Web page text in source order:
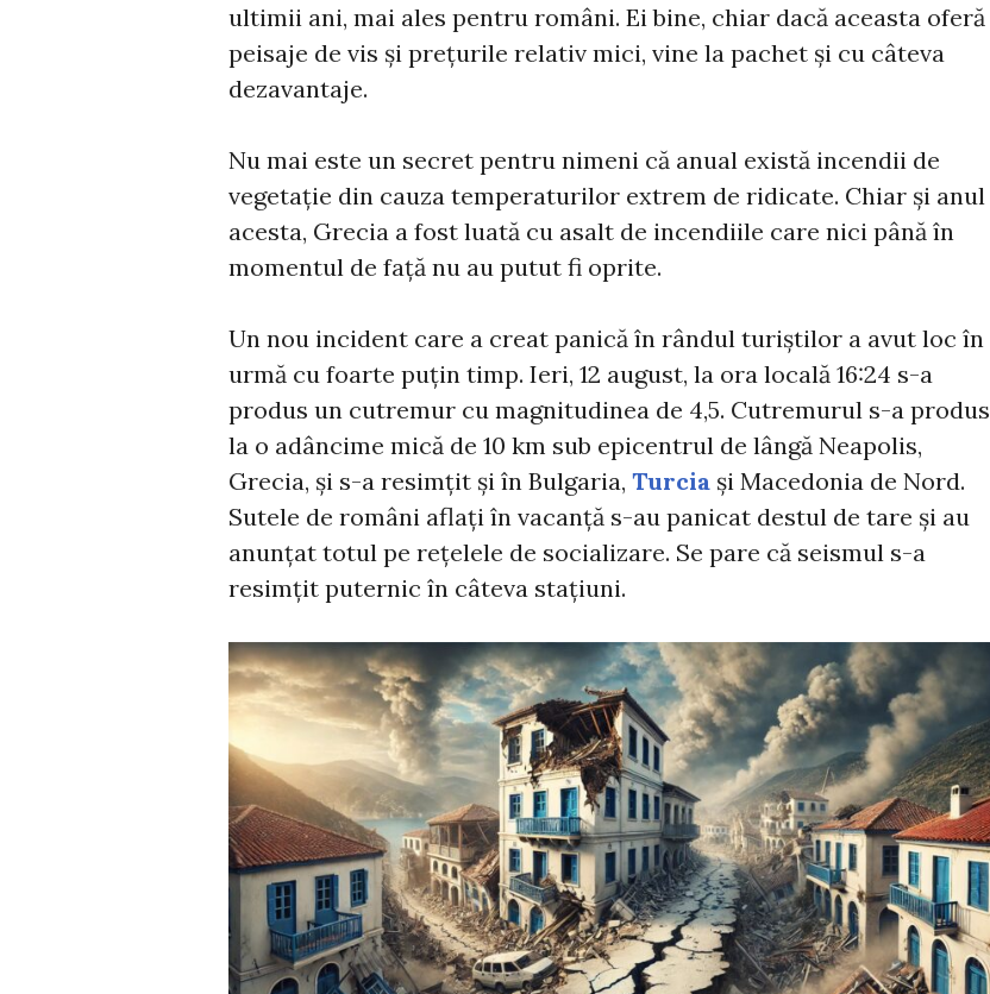
ultimii ani, mai ales pentru români. Ei bine, chiar dacă aceasta oferă
peisaje de vis și prețurile relativ mici, vine la pachet și cu câteva
dezavantaje.
Nu mai este un secret pentru nimeni că anual există incendii de
vegetație din cauza temperaturilor extrem de ridicate. Chiar și anul
acesta, Grecia a fost luată cu asalt de incendiile care nici până în
momentul de față nu au putut fi oprite.
Un nou incident care a creat panică în rândul turiștilor a avut loc în
urmă cu foarte puțin timp. Ieri, 12 august, la ora locală 16:24 s-a
produs un cutremur cu magnitudinea de 4,5. Cutremurul s-a produs
la o adâncime mică de 10 km sub epicentrul de lângă Neapolis,
Grecia, și s-a resimțit și în Bulgaria, Turcia și Macedonia de Nord.
Sutele de români aflați în vacanță s-au panicat destul de tare și au
anunțat totul pe rețelele de socializare. Se pare că seismul s-a
resimțit puternic în câteva stațiuni.